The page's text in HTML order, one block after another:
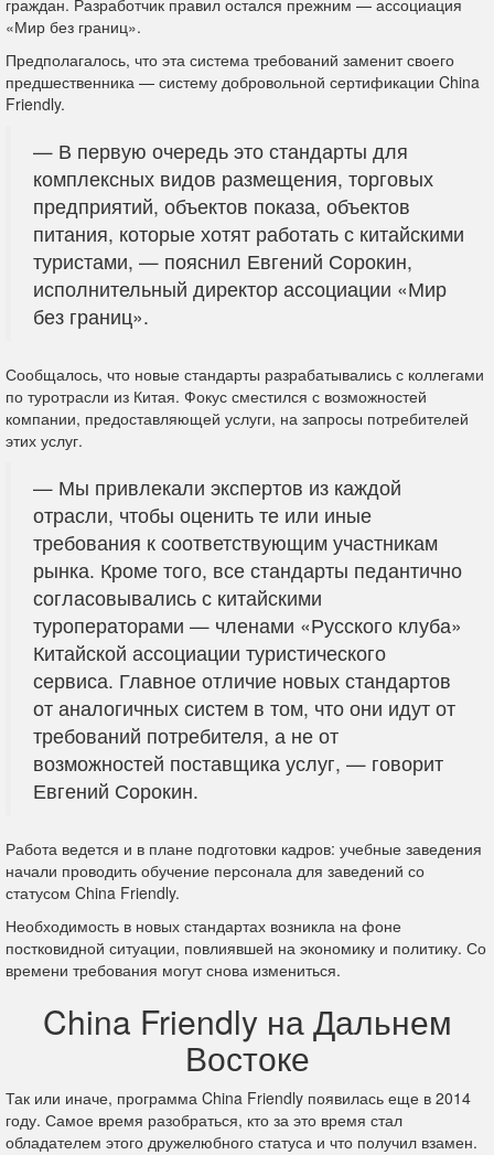
граждан. Разработчик правил остался прежним — ассоциация
«Мир без границ».
Предполагалось, что эта система требований заменит своего
предшественника — систему добровольной сертификации China
Friendly.
— В первую очередь это стандарты для
комплексных видов размещения, торговых
предприятий, объектов показа, объектов
питания, которые хотят работать с китайскими
туристами, — пояснил Евгений Сорокин,
исполнительный директор ассоциации «Мир
без границ».
Сообщалось, что новые стандарты разрабатывались с коллегами
по туротрасли из Китая. Фокус сместился с возможностей
компании, предоставляющей услуги, на запросы потребителей
этих услуг.
— Мы привлекали экспертов из каждой
отрасли, чтобы оценить те или иные
требования к соответствующим участникам
рынка. Кроме того, все стандарты педантично
согласовывались с китайскими
туроператорами — членами «Русского клуба»
Китайской ассоциации туристического
сервиса. Главное отличие новых стандартов
от аналогичных систем в том, что они идут от
требований потребителя, а не от
возможностей поставщика услуг, — говорит
Евгений Сорокин.
Работа ведется и в плане подготовки кадров: учебные заведения
начали проводить обучение персонала для заведений со
статусом China Friendly.
Необходимость в новых стандартах возникла на фоне
постковидной ситуации, повлиявшей на экономику и политику. Со
времени требования могут снова измениться.
China Friendly на Дальнем
Востоке
Так или иначе, программа China Friendly появилась еще в 2014
году. Самое время разобраться, кто за это время стал
обладателем этого дружелюбного статуса и что получил взамен.